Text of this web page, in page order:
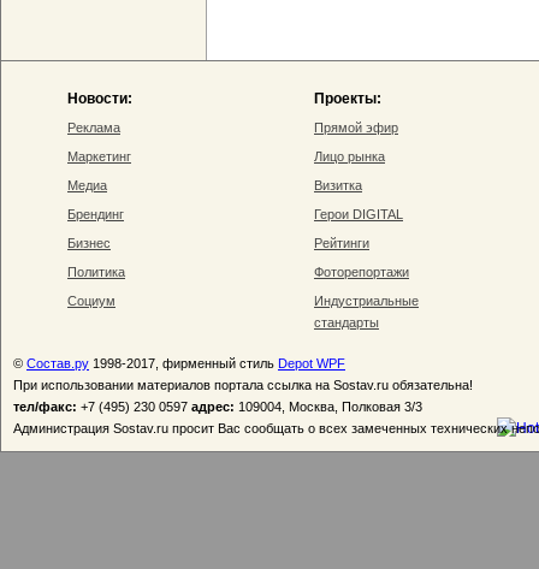
Новости:
Реклама
Маркетинг
Медиа
Брендинг
Бизнес
Политика
Социум
Проекты:
Прямой эфир
Лицо рынка
Визитка
Герои DIGITAL
Рейтинги
Фоторепортажи
Индустриальные
стандарты
© Состав.ру 1998-2017, фирменный стиль Depot WPF
При использовании материалов портала ссылка на Sostav.ru обязательна!
тел/факс: +7 (495) 230 0597 адрес: 109004, Москва, Полковая 3/3
Администрация Sostav.ru просит Вас сообщать о всех замеченных технических